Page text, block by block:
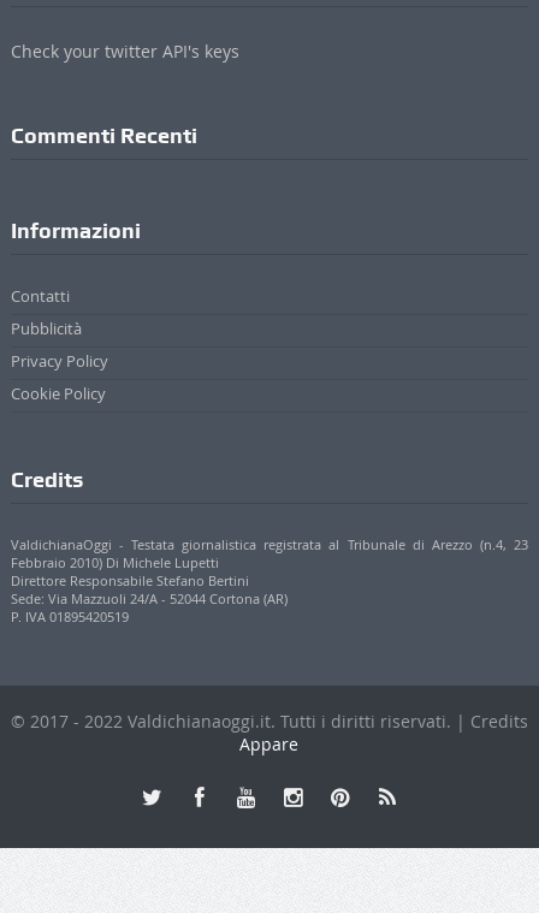
Check your twitter API's keys
Commenti Recenti
Informazioni
Contatti
Pubblicità
Privacy Policy
Cookie Policy
Credits
ValdichianaOggi - Testata giornalistica registrata al Tribunale di Arezzo (n.4, 23
Febbraio 2010) Di Michele Lupetti
Direttore Responsabile Stefano Bertini
Sede: Via Mazzuoli 24/A - 52044 Cortona (AR)
P. IVA 01895420519
© 2017 - 2022 Valdichianaoggi.it. Tutti i diritti riservati. | Credits
Appare